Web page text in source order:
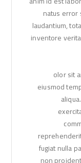
natus error
laudantium,
inventore
olor sit
eiusmod
fugiat nulla